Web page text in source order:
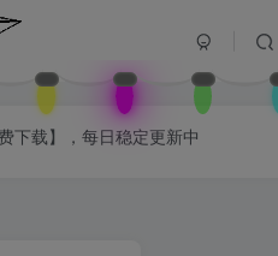
下载】，每日稳定更新中